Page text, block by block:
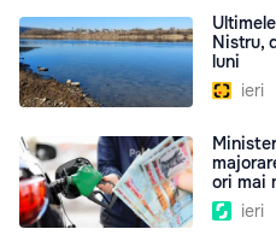
Nistru,
luni
ieri
ori mai
ieri